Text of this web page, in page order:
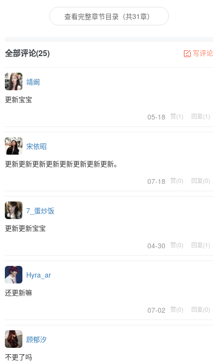
查看完整章节目录（共31章）
全部评论(25) 写评论
靖阚
更新宝宝
05-18
赞(1) 回复(1)
宋依昭
更新更新更新更新更新更新更新更新。
07-18
赞(0) 回复(0)
7_蛋炒饭
更新更新宝宝
04-30
赞(0) 回复(1)
Hyra_ar
还更新嘛
07-02
赞(0) 回复(0)
顾郁汐
不更了吗